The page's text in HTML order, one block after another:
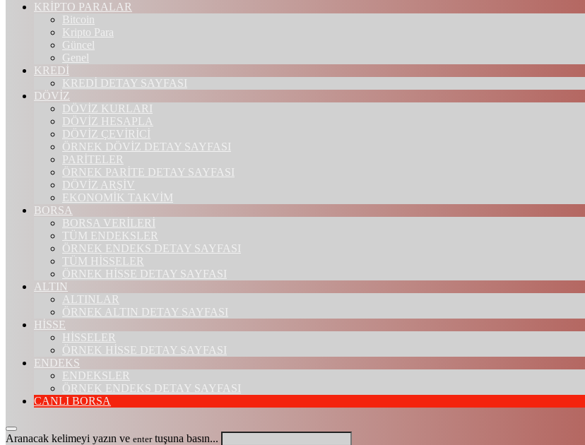
KRİPTO PARALAR
Bitcoin
Kripto Para
Güncel
Genel
KREDİ
KREDİ DETAY SAYFASI
DÖVİZ
DÖVİZ KURLARI
DÖVİZ HESAPLA
DÖVİZ ÇEVİRİCİ
ÖRNEK DÖVİZ DETAY SAYFASI
PARİTELER
ÖRNEK PARİTE DETAY SAYFASI
DÖVİZ ARŞİV
EKONOMİK TAKVİM
BORSA
BORSA VERİLERİ
TÜM ENDEKSLER
ÖRNEK ENDEKS DETAY SAYFASI
TÜM HİSSELER
ÖRNEK HİSSE DETAY SAYFASI
ALTIN
ALTINLAR
ÖRNEK ALTIN DETAY SAYFASI
HİSSE
HİSSELER
ÖRNEK HİSSE DETAY SAYFASI
ENDEKS
ENDEKSLER
ÖRNEK ENDEKS DETAY SAYFASI
CANLI BORSA
Aranacak kelimeyi yazın ve entertuşuna basın...